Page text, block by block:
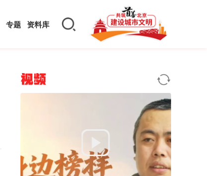
专题 资料库
视频